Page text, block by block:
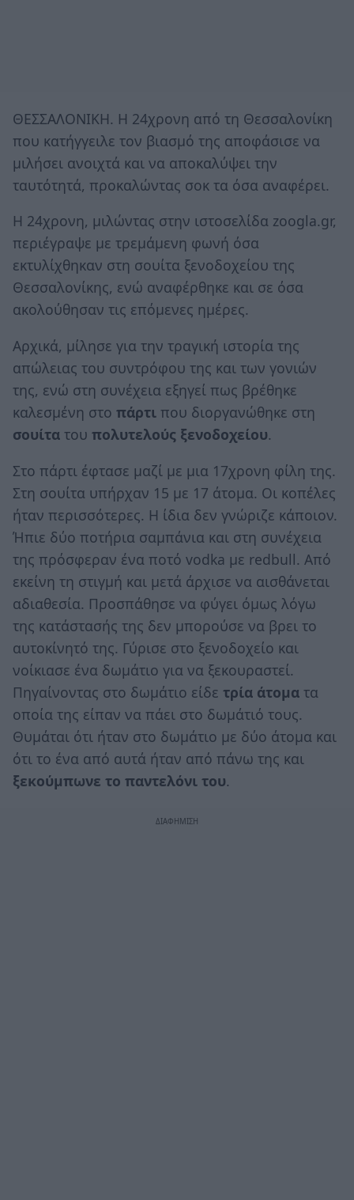
ΘΕΣΣΑΛΟΝΙΚΗ. Η 24χρονη από τη Θεσσαλονίκη
που κατήγγειλε τον βιασμό της αποφάσισε να
μιλήσει ανοιχτά και να αποκαλύψει την
ταυτότητά, προκαλώντας σοκ τα όσα αναφέρει.
Η 24χρονη, μιλώντας στην ιστοσελίδα zoogla.gr,
περιέγραψε με τρεμάμενη φωνή όσα
εκτυλίχθηκαν στη σουίτα ξενοδοχείου της
Θεσσαλονίκης, ενώ αναφέρθηκε και σε όσα
ακολούθησαν τις επόμενες ημέρες.
Αρχικά, μίλησε για την τραγική ιστορία της
απώλειας του συντρόφου της και των γονιών
της, ενώ στη συνέχεια εξηγεί πως βρέθηκε
καλεσμένη στο πάρτι που διοργανώθηκε στη
σουίτα του πολυτελούς ξενοδοχείου.
Στο πάρτι έφτασε μαζί με μια 17χρονη φίλη της.
Στη σουίτα υπήρχαν 15 με 17 άτομα. Οι κοπέλες
ήταν περισσότερες. Η ίδια δεν γνώριζε κάποιον.
Ήπιε δύο ποτήρια σαμπάνια και στη συνέχεια
της πρόσφεραν ένα ποτό vodka με redbull. Από
εκείνη τη στιγμή και μετά άρχισε να αισθάνεται
αδιαθεσία. Προσπάθησε να φύγει όμως λόγω
της κατάστασής της δεν μπορούσε να βρει το
αυτοκίνητό της. Γύρισε στο ξενοδοχείο και
νοίκιασε ένα δωμάτιο για να ξεκουραστεί.
Πηγαίνοντας στο δωμάτιο είδε τρία άτομα τα
οποία της είπαν να πάει στο δωμάτιό τους.
Θυμάται ότι ήταν στο δωμάτιο με δύο άτομα και
ότι το ένα από αυτά ήταν από πάνω της και
ξεκούμπωνε το παντελόνι του.